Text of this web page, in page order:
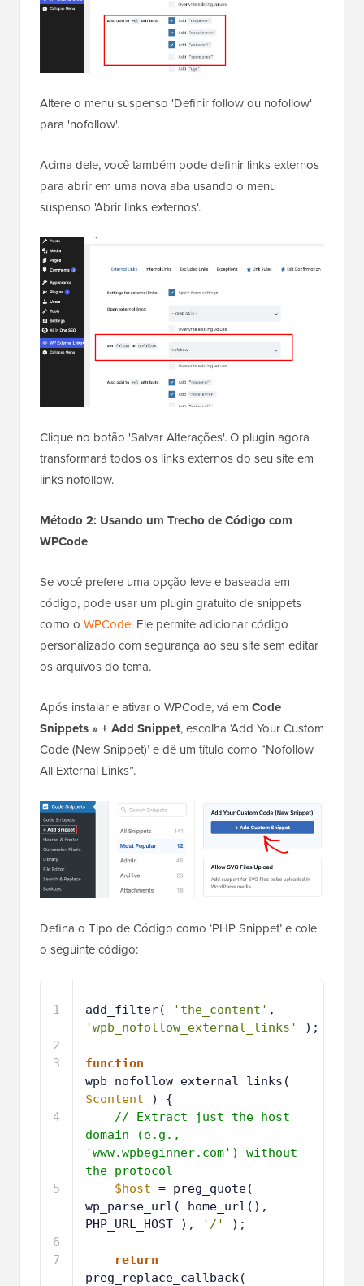
Altere o menu suspenso 'Definir follow ou nofollow'
para 'nofollow'.
Acima dele, você também pode definir links externos
para abrir em uma nova aba usando o menu
suspenso 'Abrir links externos'.
Clique no botão 'Salvar Alterações'. O plugin agora
transformará todos os links externos do seu site em
links nofollow.
Método 2: Usando um Trecho de Código com
WPCode
Se você prefere uma opção leve e baseada em
código, pode usar um plugin gratuito de snippets
como o WPCode. Ele permite adicionar código
personalizado com segurança ao seu site sem editar
os arquivos do tema.
Após instalar e ativar o WPCode, vá em Code
Snippets » + Add Snippet, escolha ‘Add Your Custom
Code (New Snippet)’ e dê um título como “Nofollow
All External Links”.
Defina o Tipo de Código como ‘PHP Snippet’ e cole
o seguinte código:
1
2
3
4
5
6
7
add_filter( 'the_content'
'wpb_nofollow_external_links'
);
function
$content
) {
// Extract just the host
domain (e.g.,
'www.wpbeginner.com') without
the protocol
$host = preg_quote(
wp_parse_url( home_url(),
PHP_URL_HOST ),
'/' );
return
preg_replace_callback(